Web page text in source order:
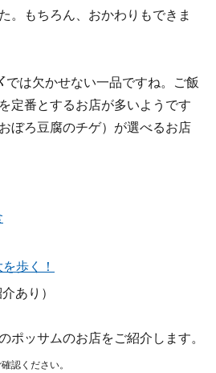
。もちろん、おかわりもできま
は欠かせない一品ですね。ご飯
定番とするお店が多いようです
ぼろ豆腐のチゲ）が選べるお店
歩く！
あり）
ポッサムのお店をご紹介します。
認ください。